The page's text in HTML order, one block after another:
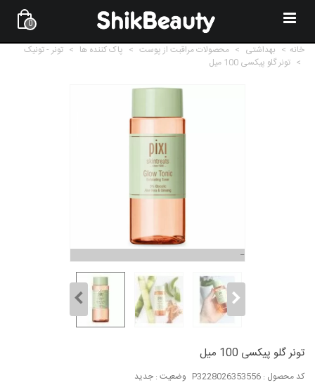
0
خانه > بهداشتی > محصولات مراقبت از پوست > پاک کننده ها > تونر - تونیک
> تونر گلو پیکسی 100 میل
تونر گلو پیکسی 100 میل
کد محصول : P3228026353556 وضعیت : جدید